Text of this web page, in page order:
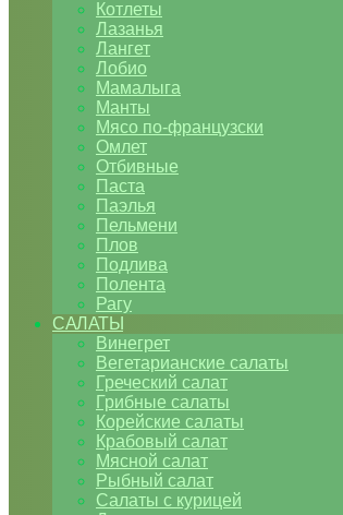
Котлеты
Лазанья
Лангет
Лобио
Мамалыга
Манты
Мясо по-французски
Омлет
Отбивные
Паста
Паэлья
Пельмени
Плов
Подлива
Полента
Рагу
САЛАТЫ
Винегрет
Вегетарианские салаты
Греческий салат
Грибные салаты
Корейские салаты
Крабовый салат
Мясной салат
Рыбный салат
Салаты с курицей